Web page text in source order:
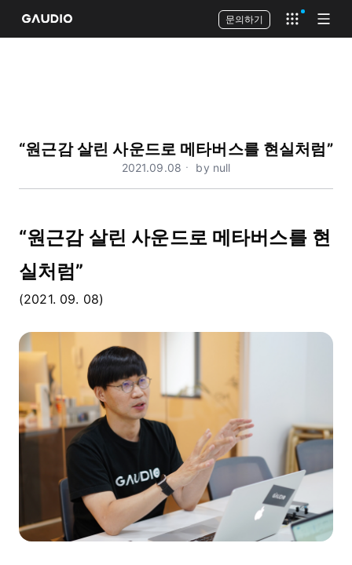
문의하기
Open app
“원근감 살린 사운드로 메타버스를 현실처럼”
2021.09.08ㆍ by null
“원근감 살린 사운드로 메타버스를 현
실처럼”
(2021. 09. 08)